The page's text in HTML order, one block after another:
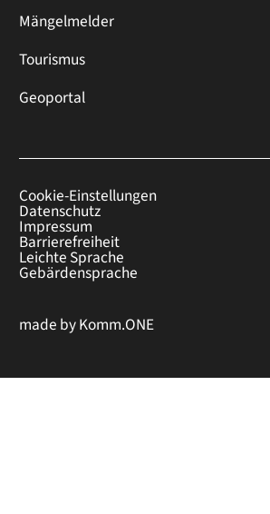
Mängelmelder
Tourismus
Geoportal
Cookie-Einstellungen
Datenschutz
Impressum
Barrierefreiheit
Leichte Sprache
Gebärdensprache
made byKomm.ONE